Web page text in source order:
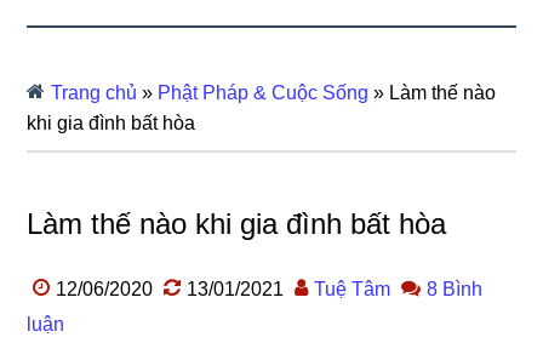
Trang chủ » Phật Pháp & Cuộc Sống » Làm thế nào
khi gia đình bất hòa
Làm thế nào khi gia đình bất hòa
12/06/2020 13/01/2021 Tuệ Tâm
8 Bình
luận